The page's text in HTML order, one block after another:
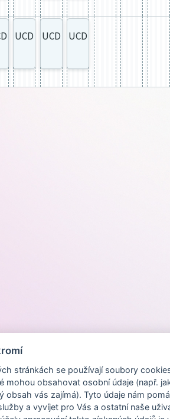
UCD UCD UCD
stránkách se používají soubory
mohou obsahovat osobní údaje (např.
obsah vás zajímá). Tyto údaje nám
a vyvíjet pro Vás a ostatní naše